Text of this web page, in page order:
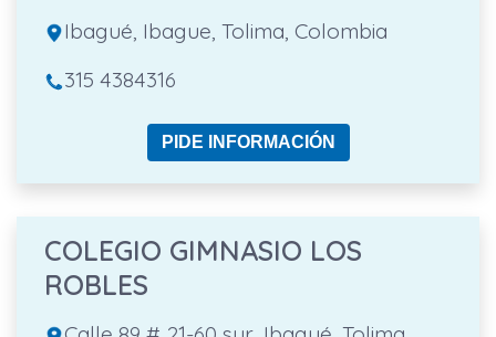
Ibagué, Ibague, Tolima, Colombia
315 4384316
PIDE INFORMACIÓN
COLEGIO GIMNASIO LOS
ROBLES